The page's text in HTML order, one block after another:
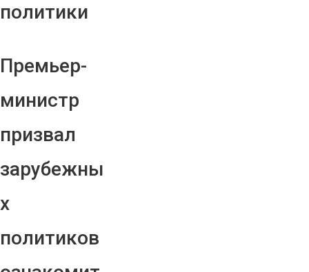
политики
Премьер-
министр
призвал
зарубежны
х
политиков